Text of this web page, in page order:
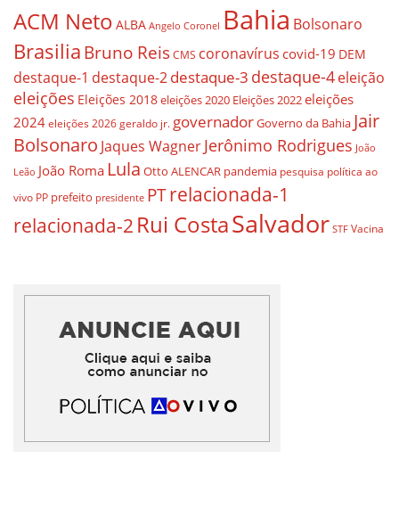
ACM Neto ALBA Angelo Coronel Bahia Bolsonaro
BrasiliaBruno ReisCMS coronavírus covid-19 DEM
destaque-1 destaque-2destaque-3 destaque-4eleição
eleições Eleições 2018eleições 2020 Eleições 2022eleições
2024 eleições 2026 geraldo jr. governadorGoverno da Bahia Jair
Bolsonaro Jaques WagnerJerônimo Rodrigues João
Leão João Roma Lula Otto ALENCAR pandemia pesquisa política ao
vivo PP prefeito presidente PTrelacionada-1
relacionada-2 Rui CostaSalvador STF Vacina